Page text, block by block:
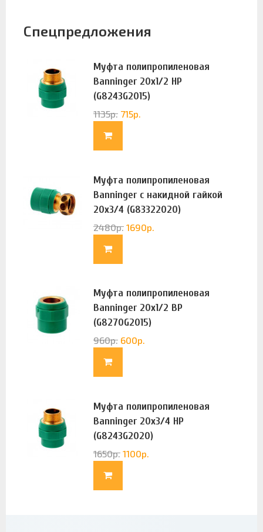
Спецпредложения
Муфта полипропиленовая
Banninger 20х1/2 НР
(G8243G2015)
1135р. 715р.
Муфта полипропиленовая
Banninger с накидной гайкой
20х3/4 (G83322020)
2480р. 1690р.
Муфта полипропиленовая
Banninger 20х1/2 ВР
(G8270G2015)
960р. 600р.
Муфта полипропиленовая
Banninger 20х3/4 НР
(G8243G2020)
1650р. 1100р.